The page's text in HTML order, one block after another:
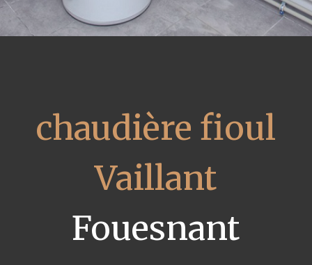
chaudière fioul
Vaillant
Fouesnant